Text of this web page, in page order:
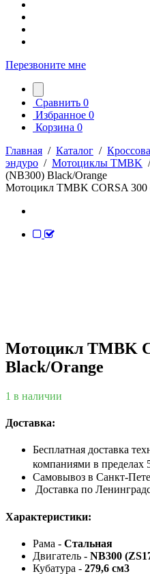
Перезвоните мне
Сравнить 0
Избранное 0
Корзина 0
Главная / Каталог /
эндуро / Мотоциклы TMBK
(NB300) Black/Orange
Мотоцикл TMBK CORSA 300
Мотоцикл TMBK
Black/Orange
1 в наличии
Доставка:
Бесплатная доставка
компаниями в пределах
Самовывоз в Санкт-
Доставка по
Характеристики:
Рама - Стальная
Двигатель - NB300
Кубатура - 279,6 см3